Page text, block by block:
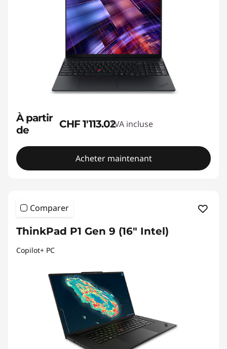
À partir
de
CHF 1'113.02TVA incluse
Acheter maintenant
Comparer
ThinkPad P1 Gen 9 (16" Intel)
Copilot+ PC